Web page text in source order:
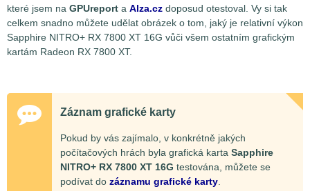
které jsem na GPUreport a Alza.cz doposud otestoval. Vy si tak
celkem snadno můžete udělat obrázek o tom, jaký je relativní výkon
Sapphire NITRO+ RX 7800 XT 16G vůči všem ostatním grafickým
kartám Radeon RX 7800 XT.
Záznam grafické karty
Pokud by vás zajímalo, v konkrétně jakých
počítačových hrách byla grafická karta Sapphire
NITRO+ RX 7800 XT 16G testována, můžete se
podívat do záznamu grafické karty